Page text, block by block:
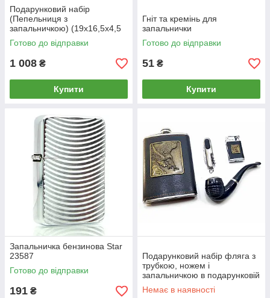
Подарунковий набір
(Пепельниця з
запальничкою) (19х16,5х4,5
см)
Готово до відправки
1 008 ₴
Купити
Гніт та кремінь для
запальнички
Готово до відправки
51 ₴
Купити
Запальничка бензинова Star
23587
Готово до відправки
191 ₴
Подарунковий набір фляга з
трубкою, ножем і
запальничкою в подарунковій
упаковці
Немає в наявності